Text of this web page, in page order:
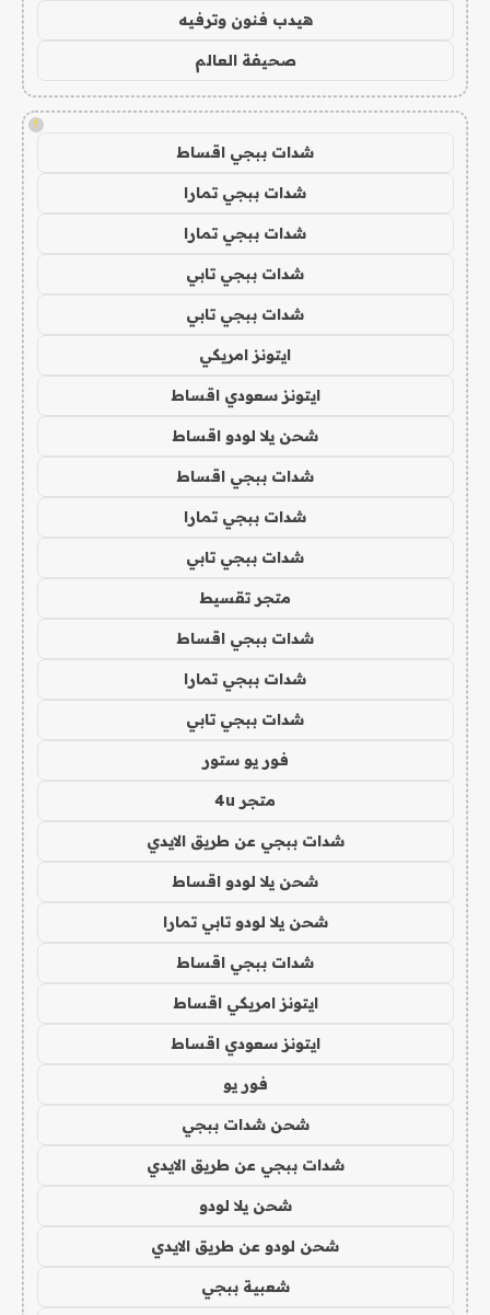
هيدب فنون وترفيه
صحيفة العالم
!
شدات ببجي اقساط
شدات ببجي تمارا
شدات ببجي تمارا
شدات ببجي تابي
شدات ببجي تابي
ايتونز امريكي
ايتونز سعودي اقساط
شحن يلا لودو اقساط
شدات ببجي اقساط
شدات ببجي تمارا
شدات ببجي تابي
متجر تقسيط
شدات ببجي اقساط
شدات ببجي تمارا
شدات ببجي تابي
فور يو ستور
متجر 4u
شدات ببجي عن طريق الايدي
شحن يلا لودو اقساط
شحن يلا لودو تابي تمارا
شدات ببجي اقساط
ايتونز امريكي اقساط
ايتونز سعودي اقساط
فور يو
شحن شدات ببجي
شدات ببجي عن طريق الايدي
شحن يلا لودو
شحن لودو عن طريق الايدي
شعبية ببجي